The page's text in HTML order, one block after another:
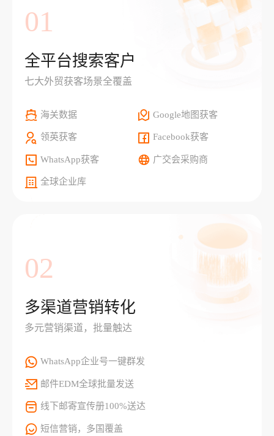
01
全平台搜索客户
七大外贸获客场景全覆盖
海关数据 Google地图获客
领英获客 Facebook获客
WhatsApp获客 广交会采购商
全球企业库
02
多渠道营销转化
多元营销渠道，批量触达
WhatsApp企业号一键群发
邮件EDM全球批量发送
线下邮寄宣传册100%送达
短信营销，多国覆盖